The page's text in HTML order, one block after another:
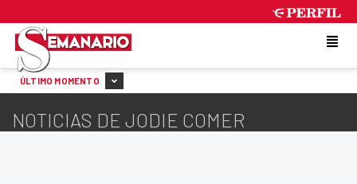
ÚLTIMO MOMENTO
NOTICIAS DE JODIE COMER